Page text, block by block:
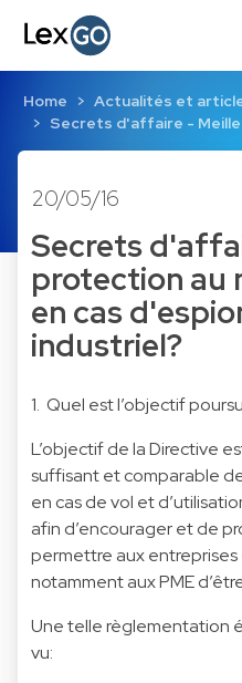
Home
Actualités et
Secrets d'affaire -
20/05/16
Secrets
protection au
en cas
industriel?
1. Quel est l’objectif
L’objectif de la Directive
suffisant et comparable
en cas de vol et
afin d’encourager et de
permettre aux
notamment aux PME
Une telle règlementation
vu: